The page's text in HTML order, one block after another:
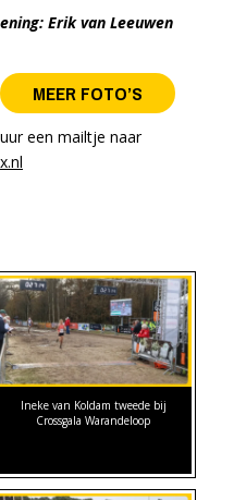
Erik van Leeuwen
MEER FOTO’S
een mailtje naar
Ineke van Koldam tweede bij
Crossgala Warandeloop